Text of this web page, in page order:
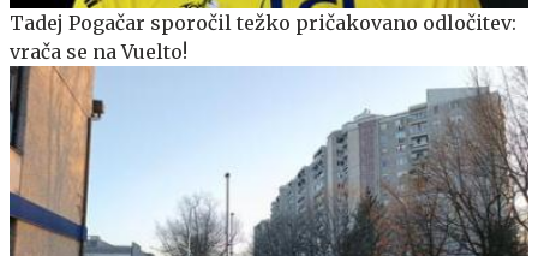
Tadej Pogačar sporočil težko pričakovano odločitev:
vrača se na Vuelto!